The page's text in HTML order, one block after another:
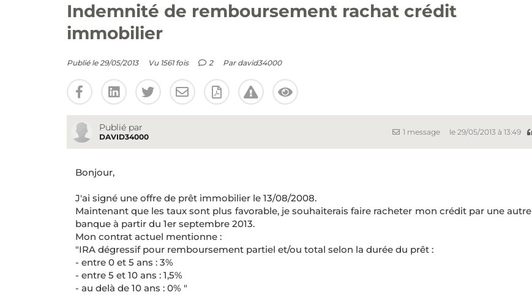
Indemnité de remboursement rachat crédit
immobilier
Publié le 29/05/2013 Vu 1561 fois 2 Par david34000
Publié par
DAVID34000
1 message le 29/05/2013 à 13:49
Bonjour,
J'ai signé une offre de prêt immobilier le 13/08/2008.
Maintenant que les taux sont plus favorable, je souhaiterais faire racheter mon crédit par une autre
banque à partir du 1er septembre 2013.
Mon contrat actuel mentionne :
"IRA dégressif pour remboursement partiel et/ou total selon la durée du prêt :
- entre 0 et 5 ans : 3%
- entre 5 et 10 ans : 1,5%
- au delà de 10 ans : 0% "